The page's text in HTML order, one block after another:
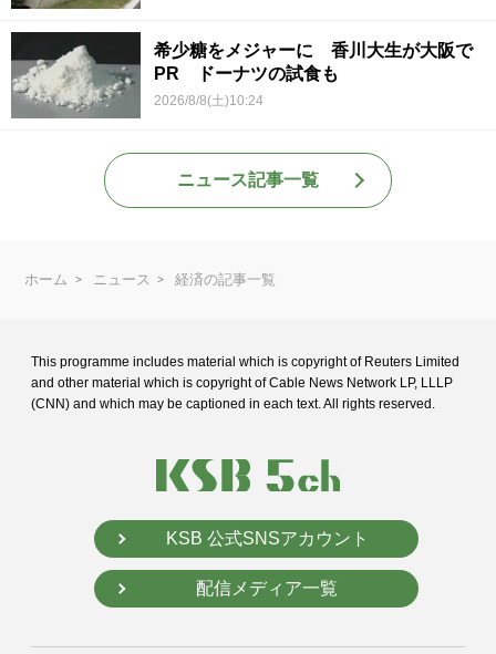
希少糖をメジャーに 香川大生が大阪で
PR ドーナツの試食も
2026/8/8(土)10:24
ニュース記事一覧
ホーム ニュース 経済の記事一覧
This programme includes material which is copyright of Reuters Limited
and other material which is copyright of Cable News Network LP, LLLP
(CNN) and which may be captioned in each text. All rights reserved.
KSB 公式SNSアカウント
配信メディア一覧